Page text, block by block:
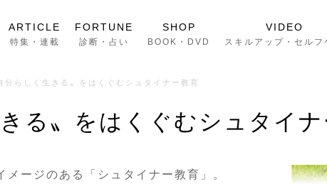
ARTICLE
特集・連載
FORTUNE
診断・占い
SHOP
BOOK・DVD
VIDEO
スキルアップ・セルフ
分らしく生きる〟をはくぐむシュタイナー教育
きる〟をはくぐむシュタイ
メージのある「シュタイナー教育」。